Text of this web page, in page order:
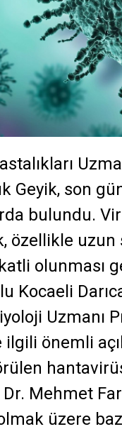
Geyik, son
bulundu.
özellikle
olunması
Kocaeli
Uzmanı
ilgili önemli
Mehmet
üzere